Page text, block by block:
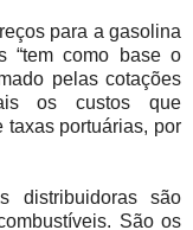
para a gasolina
“tem como base o
pelas cotações
os custos que
taxas portuárias, por
distribuidoras são
São os